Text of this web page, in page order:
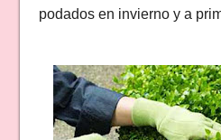
podados en invierno y a